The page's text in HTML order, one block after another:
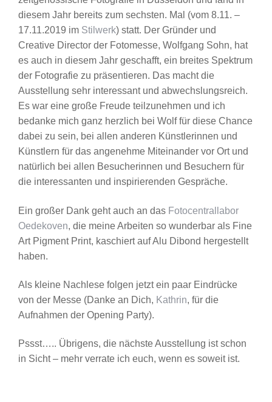
diesem Jahr bereits zum sechsten. Mal (vom 8.11. –
17.11.2019 im Stilwerk) statt. Der Gründer und
Creative Director der Fotomesse, Wolfgang Sohn, hat
es auch in diesem Jahr geschafft, ein breites Spektrum
der Fotografie zu präsentieren. Das macht die
Ausstellung sehr interessant und abwechslungsreich.
Es war eine große Freude teilzunehmen und ich
bedanke mich ganz herzlich bei Wolf für diese Chance
dabei zu sein, bei allen anderen Künstlerinnen und
Künstlern für das angenehme Miteinander vor Ort und
natürlich bei allen Besucherinnen und Besuchern für
die interessanten und inspirierenden Gespräche.
Ein großer Dank geht auch an das Fotocentrallabor
Oedekoven, die meine Arbeiten so wunderbar als Fine
Art Pigment Print, kaschiert auf Alu Dibond hergestellt
haben.
Als kleine Nachlese folgen jetzt ein paar Eindrücke
von der Messe (Danke an Dich, Kathrin, für die
Aufnahmen der Opening Party).
Pssst….. Übrigens, die nächste Ausstellung ist schon
in Sicht – mehr verrate ich euch, wenn es soweit ist.